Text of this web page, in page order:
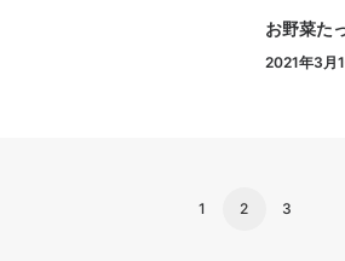
お野菜た
2021年3月
1 2 3